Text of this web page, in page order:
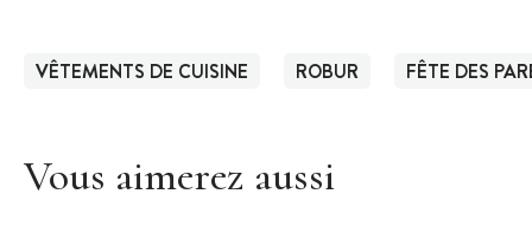
VÊTEMENTS DE CUISINE ROBUR FÊTE DES
Vous aimerez aussi